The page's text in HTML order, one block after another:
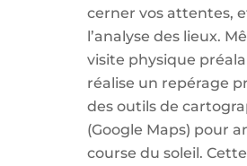
cerner vos attentes,
l’analyse des lieux.
visite physique
réalise un repérage
des outils de
(Google Maps) pour
course du soleil. Cette